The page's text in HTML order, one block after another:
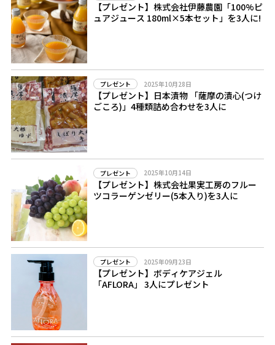
【プレゼント】株式会社伊藤農園「100%ピ
ュアジュース 180ml×5本セット」を3人に!
プレゼント 2025年10月28日
【プレゼント】日本漬物 「薩摩の漬心(つけ
ごころ)」4種類詰め合わせを3人に
プレゼント 2025年10月14日
【プレゼント】株式会社果実工房のフルー
ツコラーゲンゼリー(5本入り)を3人に
プレゼント 2025年09月23日
【プレゼント】ボディケアジェル
「AFLORA」 3人にプレゼント